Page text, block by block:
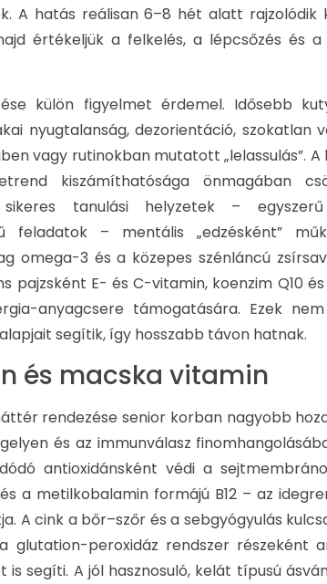
A hatás reálisan 6–8 hét alatt rajzolódik
értékeljük a felkelés, a lépcsőzés és
külön figyelmet érdemel. Idősebb
nyugtalanság, dezorientáció, szokatlan
vagy rutinokban mutatott „lelassulás”.
kiszámíthatósága önmagában
tanulási helyzetek –
feladatok – mentális „edzésként”
omega-3 és a közepes szénláncú
pajzsként E- és C-vitamin, koenzim Q10
anyagcsere támogatására. Ezek
segítik, így hosszabb távon hatnak.
és macska vitamin
rendezése senior korban nagyobb
és az immunválasz
antioxidánsként védi a
a metilkobalamin formájú B12 – az
A cink a bőr–szőr és a sebgyógyulás
glutation-peroxidáz rendszer részeként
segíti. A jól hasznosuló, kelát típusú